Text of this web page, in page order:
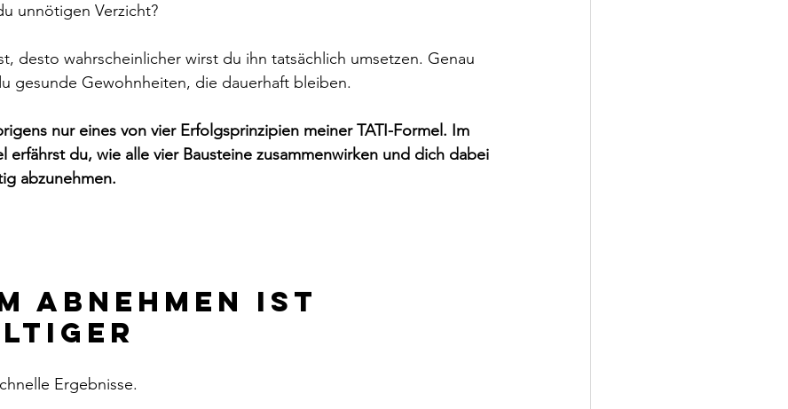
du unnötigen Verzicht?
desto wahrscheinlicher wirst du ihn tatsächlich umsetzen. Genau
gesunde Gewohnheiten, die dauerhaft bleiben.
nur eines von vier Erfolgsprinzipien meiner TATI-Formel. Im
erfährst du, wie alle vier Bausteine zusammenwirken und dich dabei
abzunehmen.
abnehmen ist
Ergebnisse.